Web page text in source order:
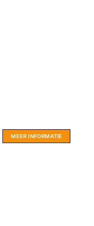
MEER INFORMATIE